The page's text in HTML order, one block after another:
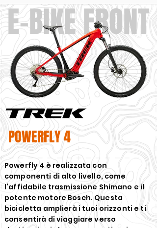
E-BIKE FRONT
POWERFLY 4
Powerfly 4 è realizzata con
componenti di alto livello, come
l’affidabile trasmissione Shimano e il
potente motore Bosch. Questa
bicicletta amplierà i tuoi orizzonti e ti
consentirà di viaggiare verso